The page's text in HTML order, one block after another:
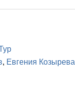
, Евгения Козырева